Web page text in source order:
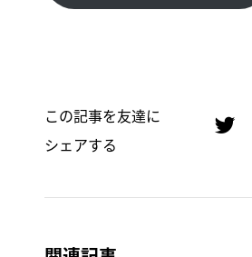
この記事を友達に
シェアする